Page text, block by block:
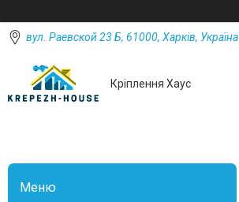
вул. Раевской 23 Б, 61000, Харків, Україна
Кріплення Хаус